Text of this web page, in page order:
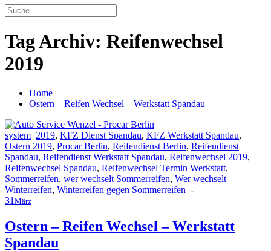
Tag Archiv: Reifenwechsel
2019
Home
Ostern – Reifen Wechsel – Werkstatt Spandau
system 2019, KFZ Dienst Spandau, KFZ Werkstatt Spandau,
Ostern 2019, Procar Berlin, Reifendienst Berlin, Reifendienst
Spandau, Reifendienst Werkstatt Spandau, Reifenwechsel 2019,
Reifenwechsel Spandau, Reifenwechsel Termin Werkstatt,
Sommerreifen, wer wechselt Sommerreifen, Wer wechselt
Winterreifen, Winterreifen gegen Sommerreifen -
31 März
Ostern – Reifen Wechsel – Werkstatt
Spandau